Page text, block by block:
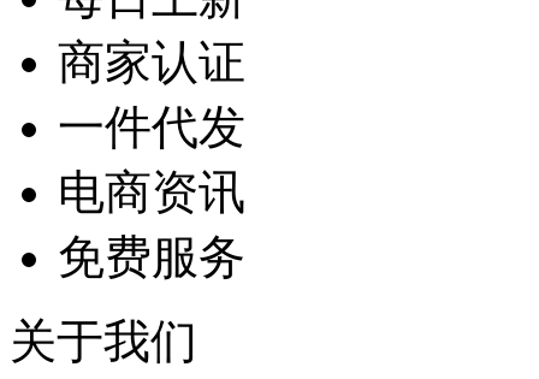
商家认证
一件代发
电商资讯
免费服务
关于我们